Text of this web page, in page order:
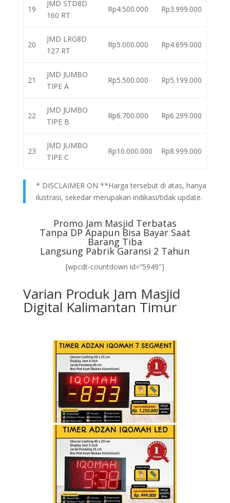
19
JMD STD8D
160 RT
Rp4.500.000 Rp3.999.000
20
JMD LRG8D
127 RT
Rp5.000.000 Rp4.699.000
21
JMD JUMBO
TIPE A
Rp5.500.000 Rp5.199.000
22
JMD JUMBO
TIPE B
Rp6.700.000 Rp6.299.000
23
JMD JUMBO
TIPE C
Rp10.000.000 Rp8.999.000
* DISCLAIMER ON **Harga tersebut di atas, hanya
ilustrasi, sekedar merupakan indikasi/tidak update.
Promo Jam Masjid Terbatas
Tanpa DP Apapun Bisa Bayar Saat
Barang Tiba
Langsung Pabrik Garansi 2 Tahun
[wpcdt-countdown id=”5949″]
Varian Produk Jam Masjid
Digital Kalimantan Timur